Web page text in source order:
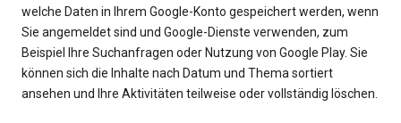
welche Daten in Ihrem Google-Konto gespeichert werden, wenn
Sie angemeldet sind und Google-Dienste verwenden, zum
Beispiel Ihre Suchanfragen oder Nutzung von Google Play. Sie
können sich die Inhalte nach Datum und Thema sortiert
ansehen und Ihre Aktivitäten teilweise oder vollständig löschen.